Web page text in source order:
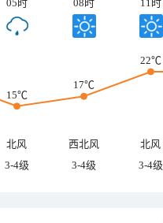
05时 08时 11时
15℃
17℃
22℃
北风 西北风
北风
3-4级 3-4级 3-4级